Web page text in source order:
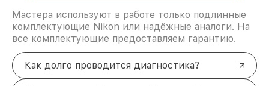
Мастера используют в работе только подлинные
комплектующие Nikon или надёжные аналоги. На
все комплектующие предоставляем гарантию.
Как долго проводится диагностика?